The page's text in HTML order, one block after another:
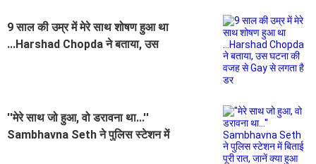
9 साल की उम्र में मेरे साथ शोषण हुआ था
...Harshad Chopda ने बताया, उस
''मेरे साथ जो हुआ, वो डरावना था...''
Sambhavna Seth ने पुलिस स्टेशन में